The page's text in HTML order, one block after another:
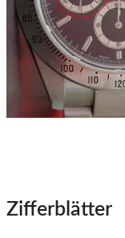
Zifferblätter